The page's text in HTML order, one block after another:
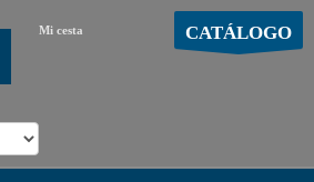
Mi cesta CATÁLOGO